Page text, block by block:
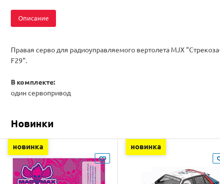
Описание
Правая серво для радиоуправляемого вертолета MJX
F29".
В комплекте:
один сервопривод
Новинки
новинка новинка